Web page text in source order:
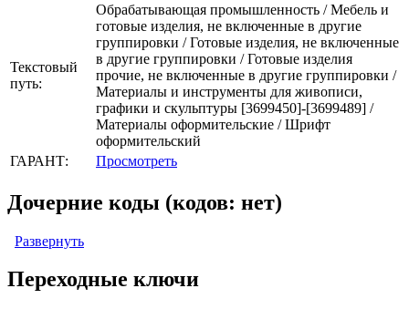
Текстовый
путь:
Обрабатывающая промышленность / Мебель и
готовые изделия, не включенные в другие
группировки / Готовые изделия, не включенные
в другие группировки / Готовые изделия
прочие, не включенные в другие группировки /
Материалы и инструменты для живописи,
графики и скульптуры [3699450]-[3699489] /
Материалы оформительские / Шрифт
оформительский
ГАРАНТ:
Просмотреть
Дочерние коды (кодов: нет)
Развернуть
Переходные ключи